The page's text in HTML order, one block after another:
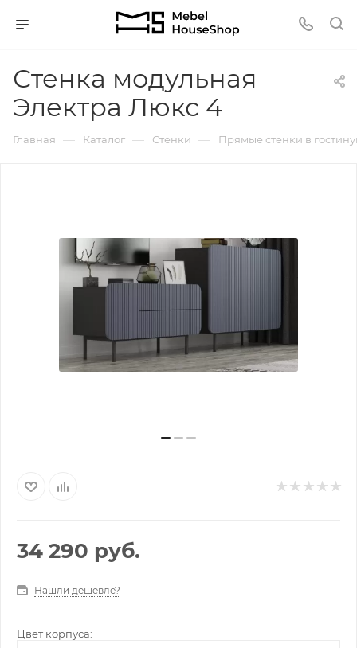
Стенка модульная
Электра Люкс 4
Главная — Каталог — Стенки — Прямые стенки в
34 290 руб.
Нашли дешевле?
Цвет корпуса: